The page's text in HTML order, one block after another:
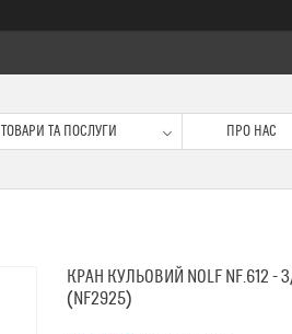
ТОВАРИ ТА ПОСЛУГИ ПРО НАС
КРАН КУЛЬОВИЙ NOLF NF.612 -
(NF2925)